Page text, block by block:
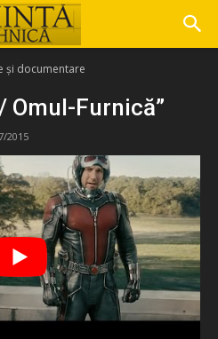
și documentare
Omul-Furnică”
2015